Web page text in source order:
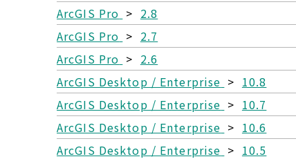
ArcGIS Pro > 2.8
ArcGIS Pro > 2.7
ArcGIS Pro > 2.6
ArcGIS Desktop / Enterprise > 10.8
ArcGIS Desktop / Enterprise > 10.7
ArcGIS Desktop / Enterprise > 10.6
ArcGIS Desktop / Enterprise > 10.5